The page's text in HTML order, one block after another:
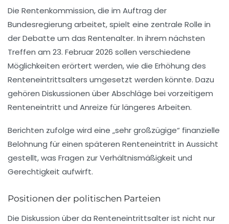
Die Rentenkommission, die im Auftrag der
Bundesregierung arbeitet, spielt eine zentrale Rolle in
der Debatte um das Rentenalter. In ihrem nächsten
Treffen am 23. Februar 2026 sollen verschiedene
Möglichkeiten erörtert werden, wie die Erhöhung des
Renteneintrittsalters umgesetzt werden könnte. Dazu
gehören Diskussionen über Abschläge bei vorzeitigem
Renteneintritt und Anreize für längeres Arbeiten.
Berichten zufolge wird eine „sehr großzügige“ finanzielle
Belohnung für einen späteren Renteneintritt in Aussicht
gestellt, was Fragen zur Verhältnismäßigkeit und
Gerechtigkeit aufwirft.
Positionen der politischen Parteien
Die Diskussion über da Renteneintrittsalter ist nicht nur